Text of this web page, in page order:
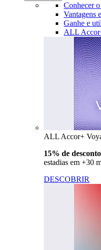
Conhecer
Vantagens
Ganhe e
ALL
ALL Accor+
15% de
estadias em +30
DESCOBRIR